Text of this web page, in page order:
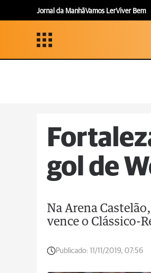
Jornal da ManhãVamos LerViver Bem
gol de
Na Arena
vence o Clássico-
Publicado: 11/11/2019, 07:56